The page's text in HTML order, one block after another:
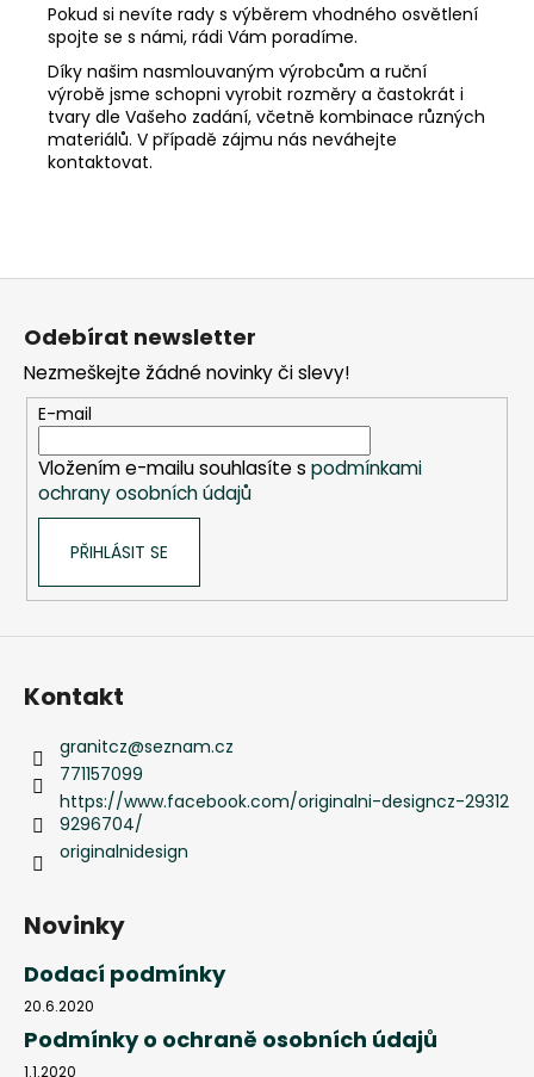
Pokud si nevíte rady s výběrem vhodného osvětlení
spojte se s námi, rádi Vám poradíme.
Díky našim nasmlouvaným výrobcům a ruční
výrobě jsme schopni vyrobit rozměry a častokrát i
tvary dle Vašeho zadání, včetně kombinace různých
materiálů. V případě zájmu nás neváhejte
kontaktovat.
Z
Odebírat newsletter
Nezmeškejte žádné novinky či slevy!
E-mail
Vložením e-mailu souhlasíte s podmínkami
ochrany osobních údajů
PŘIHLÁSIT SE
Kontakt
granitcz@seznam.cz
771157099
https://www.facebook.com/originalni-designcz-29312
9296704/
originalnidesign
Novinky
Dodací podmínky
20.6.2020
Podmínky o ochraně osobních údajů
1.1.2020